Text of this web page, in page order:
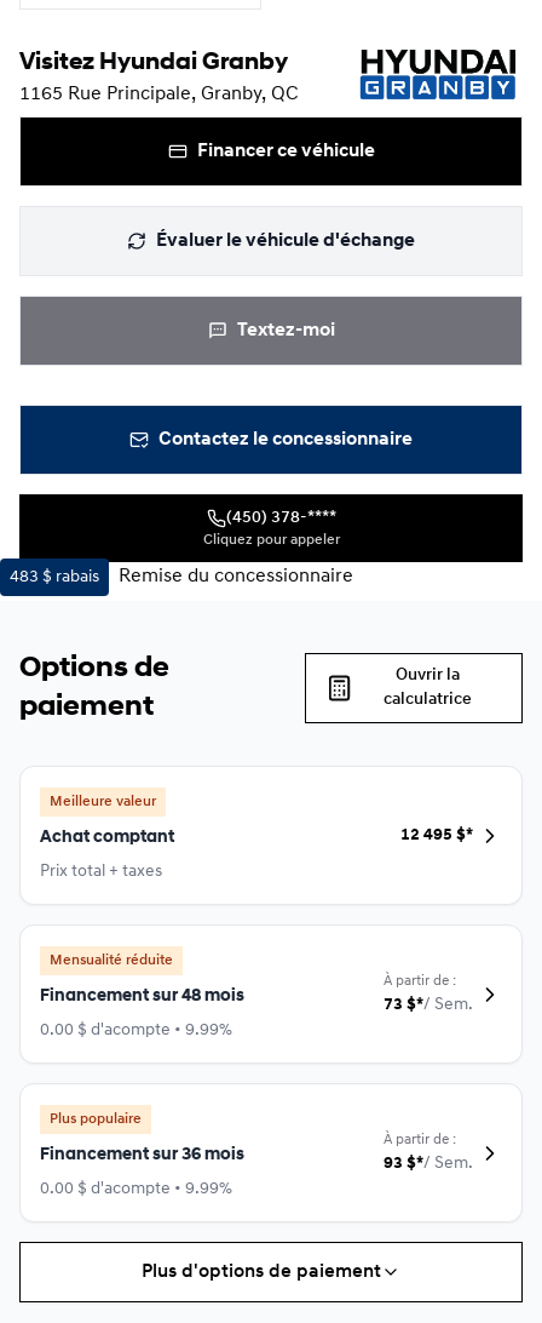
Visitez Hyundai Granby
1165 Rue Principale, Granby, QC
Financer ce véhicule
Évaluer le véhicule d'échange
Textez-moi
Contactez le concessionnaire
(450) 378-****
Cliquez pour appeler
483 $ rabais Remise du concessionnaire
Options de
paiement
Ouvrir la
calculatrice
Meilleure valeur
Achat comptant
Prix total + taxes
12 495 $*
Mensualité réduite
Financement sur 48 mois
0.00 $ d'acompte • 9.99%
À partir de :
73 $*/ Sem.
Plus populaire
Financement sur 36 mois
0.00 $ d'acompte • 9.99%
À partir de :
93 $*/ Sem.
Financement sur 24 mois
À partir de :
Plus d'options de paiement